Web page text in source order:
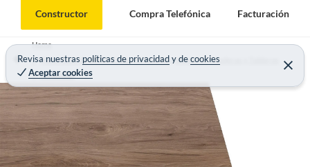
c
B
a
n
o
Constructor Compra Telefónica Facturación
Revisa nuestras políticas de privacidadydecookies
Aceptar cookies
Home
Materiales de construcción, ferretería y plomería - Maderas y Tableros
Melamina